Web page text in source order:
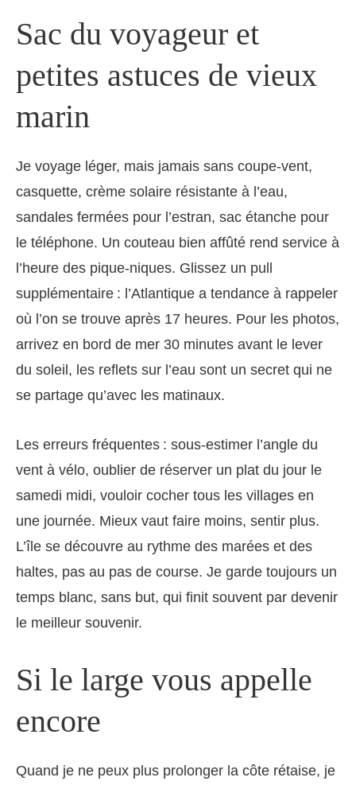
Sac du voyageur et
petites astuces de vieux
marin
Je voyage léger, mais jamais sans coupe-vent,
casquette, crème solaire résistante à l’eau,
sandales fermées pour l’estran, sac étanche pour
le téléphone. Un couteau bien affûté rend service à
l’heure des pique-niques. Glissez un pull
supplémentaire : l’Atlantique a tendance à rappeler
où l’on se trouve après 17 heures. Pour les photos,
arrivez en bord de mer 30 minutes avant le lever
du soleil, les reflets sur l’eau sont un secret qui ne
se partage qu’avec les matinaux.
Les erreurs fréquentes : sous-estimer l’angle du
vent à vélo, oublier de réserver un plat du jour le
samedi midi, vouloir cocher tous les villages en
une journée. Mieux vaut faire moins, sentir plus.
L’île se découvre au rythme des marées et des
haltes, pas au pas de course. Je garde toujours un
temps blanc, sans but, qui finit souvent par devenir
le meilleur souvenir.
Si le large vous appelle
encore
Quand je ne peux plus prolonger la côte rétaise, je